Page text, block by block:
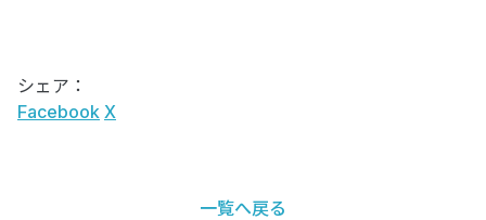
シェア：
Facebook X
一覧へ戻る